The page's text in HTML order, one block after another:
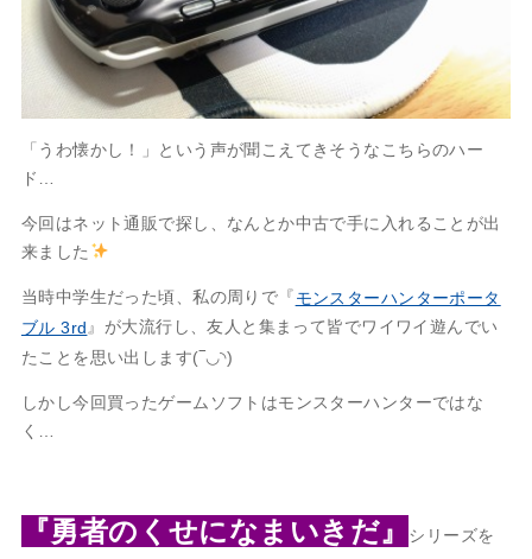
「うわ懐かし！」という声が聞こえてきそうなこちらのハー
ド…
今回はネット通販で探し、なんとか中古で手に入れることが出
来ました
当時中学生だった頃、私の周りで『モンスターハンターポータ
ブル 3rd 』が大流行し、友人と集まって皆でワイワイ遊んでい
たことを思い出します(‾◡◝)
しかし今回買ったゲームソフトはモンスターハンターではな
く…
『勇者のくせになまいきだ』
シリーズを